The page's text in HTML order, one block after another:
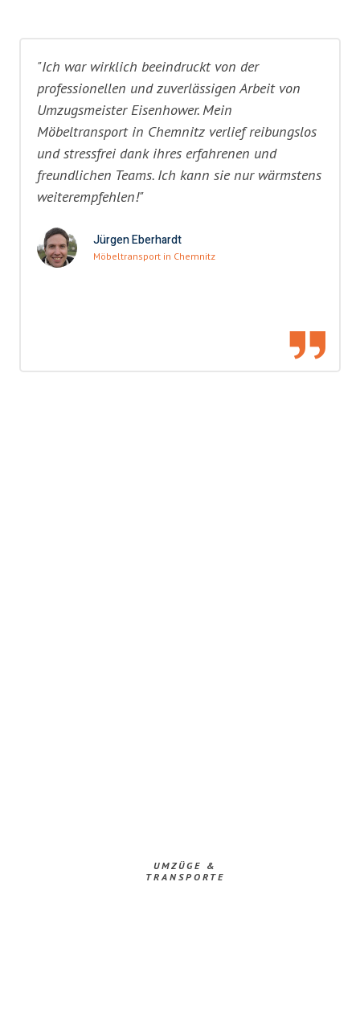
"Ich war wirklich beeindruckt von der
professionellen und zuverlässigen Arbeit von
Umzugsmeister Eisenhower. Mein
Möbeltransport in Chemnitz verlief reibungslos
und stressfrei dank ihres erfahrenen und
freundlichen Teams. Ich kann sie nur wärmstens
weiterempfehlen!"
Jürgen Eberhardt
Möbeltransport in Chemnitz
UMZÜGE &
TRANSPORTE